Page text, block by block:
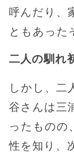
呼んだり、
ともあった
二人の馴れ
しかし、二
谷さんは三
ったものの
性を知り、